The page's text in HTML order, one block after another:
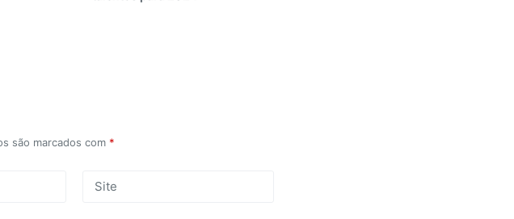
são marcados com *
Site